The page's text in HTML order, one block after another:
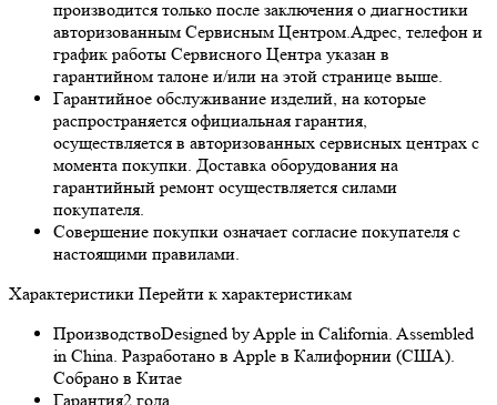
производится только после заключения о диагностики
авторизованным Сервисным Центром.Адрес, телефон и
график работы Сервисного Центра указан в
гарантийном талоне и/или на этой странице выше.
Гарантийное обслуживание изделий, на которые
распространяется официальная гарантия,
осуществляется в авторизованных сервисных центрах с
момента покупки. Доставка оборудования на
гарантийный ремонт осуществляется силами
покупателя.
Совершение покупки означает согласие покупателя с
настоящими правилами.
Характеристики Перейти к характеристикам
ПроизводствоDesigned by Apple in California. Assembled
in China. Разработано в Apple в Калифорнии (США).
Собрано в Китае
Гарантия2 года